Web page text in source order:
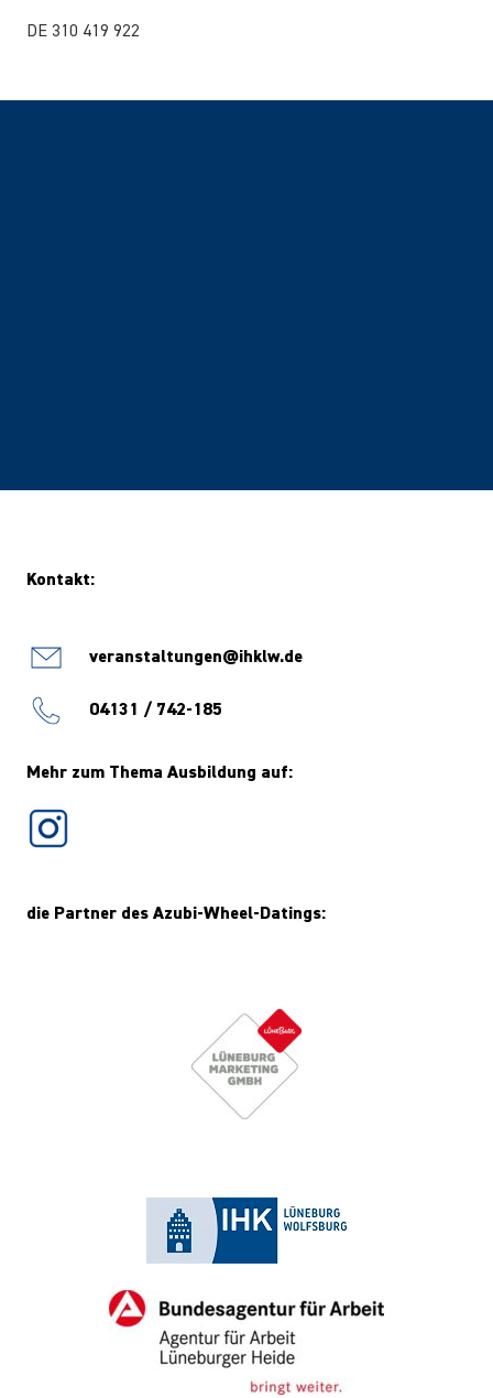
DE 310 419 922
Kontakt:
veranstaltungen@ihklw.de
04131 / 742-185
Mehr zum Thema Ausbildung auf:
die Partner des Azubi-Wheel-Datings: